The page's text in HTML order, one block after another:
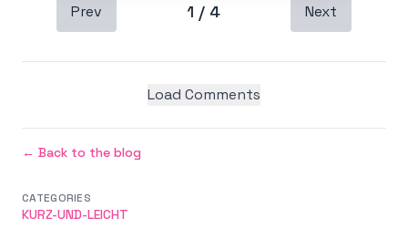
Prev 1 / 4 Next
Load Comments
← Back to the blog
CATEGORIES
KURZ-UND-LEICHT